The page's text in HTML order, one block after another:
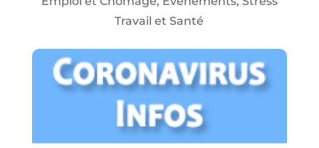
Travail et Santé